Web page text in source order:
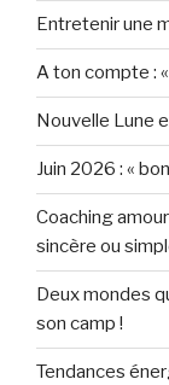
Entretenir une
A ton compte :
Nouvelle Lune
Juin 2026 : «
Coaching
sincère ou
Deux mondes
son camp !
Tendances